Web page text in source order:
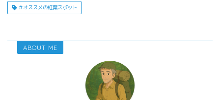
＃オススメの紅葉スポット
ABOUT ME